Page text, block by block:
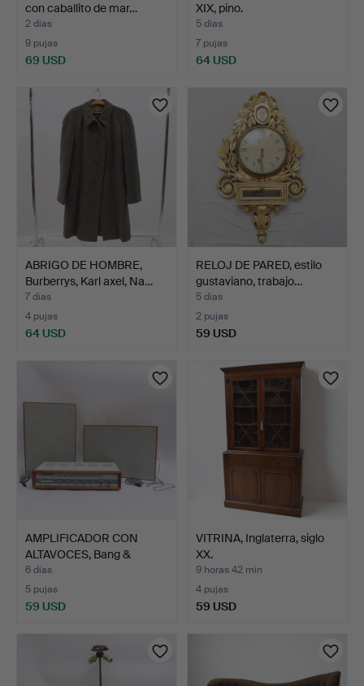
con caballito de mar…
2 días
9 pujas
69 USD
XIX, pino.
5 días
7 pujas
64 USD
ABRIGO DE HOMBRE,
Burberrys, Karl axel, Na…
7 días
4 pujas
64 USD
RELOJ DE PARED, estilo
gustaviano, trabajo…
5 días
2 pujas
59 USD
AMPLIFICADOR CON
ALTAVOCES, Bang &
Olufsen…
6 días
5 pujas
59 USD
VITRINA, Inglaterra, siglo
XX.
9 horas 42 min
4 pujas
59 USD